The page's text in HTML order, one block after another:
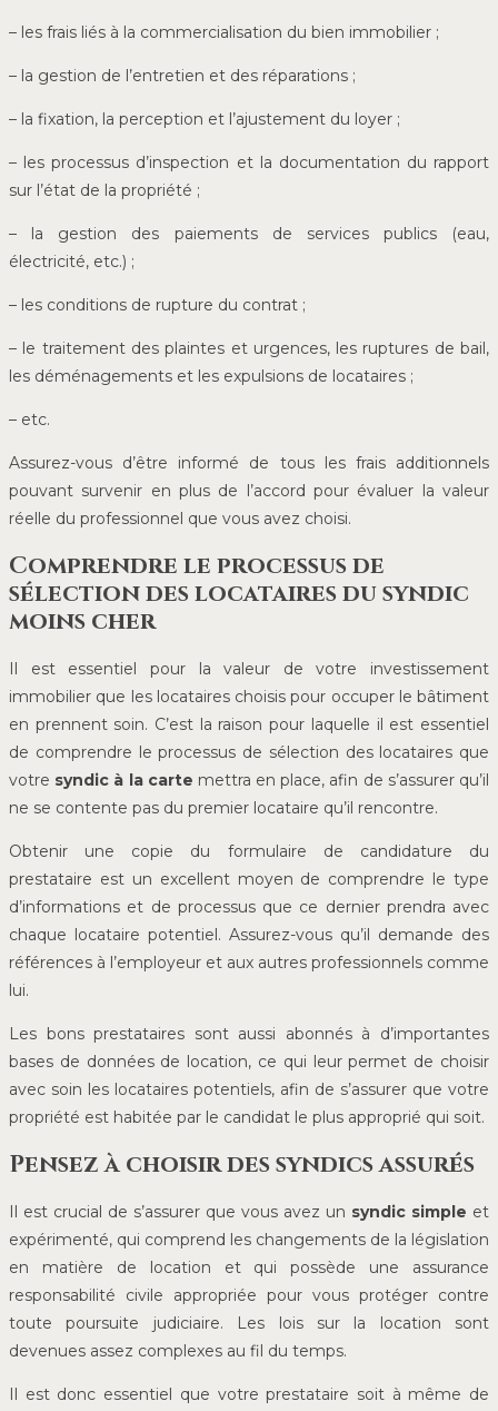
– les frais liés à la commercialisation du bien immobilier ;
– la gestion de l’entretien et des réparations ;
– la fixation, la perception et l’ajustement du loyer ;
– les processus d’inspection et la documentation du rapport
sur l’état de la propriété ;
– la gestion des paiements de services publics (eau,
électricité, etc.) ;
– les conditions de rupture du contrat ;
– le traitement des plaintes et urgences, les ruptures de bail,
les déménagements et les expulsions de locataires ;
– etc.
Assurez-vous d’être informé de tous les frais additionnels
pouvant survenir en plus de l’accord pour évaluer la valeur
réelle du professionnel que vous avez choisi.
Comprendre le processus de
sélection des locataires du syndic
moins cher
Il est essentiel pour la valeur de votre investissement
immobilier que les locataires choisis pour occuper le bâtiment
en prennent soin. C’est la raison pour laquelle il est essentiel
de comprendre le processus de sélection des locataires que
votre syndic à la carte mettra en place, afin de s’assurer qu’il
ne se contente pas du premier locataire qu’il rencontre.
Obtenir une copie du formulaire de candidature du
prestataire est un excellent moyen de comprendre le type
d’informations et de processus que ce dernier prendra avec
chaque locataire potentiel. Assurez-vous qu’il demande des
références à l’employeur et aux autres professionnels comme
lui.
Les bons prestataires sont aussi abonnés à d’importantes
bases de données de location, ce qui leur permet de choisir
avec soin les locataires potentiels, afin de s’assurer que votre
propriété est habitée par le candidat le plus approprié qui soit.
Pensez à choisir des syndics assurés
Il est crucial de s’assurer que vous avez un syndic simple et
expérimenté, qui comprend les changements de la législation
en matière de location et qui possède une assurance
responsabilité civile appropriée pour vous protéger contre
toute poursuite judiciaire. Les lois sur la location sont
devenues assez complexes au fil du temps.
Il est donc essentiel que votre prestataire soit à même de